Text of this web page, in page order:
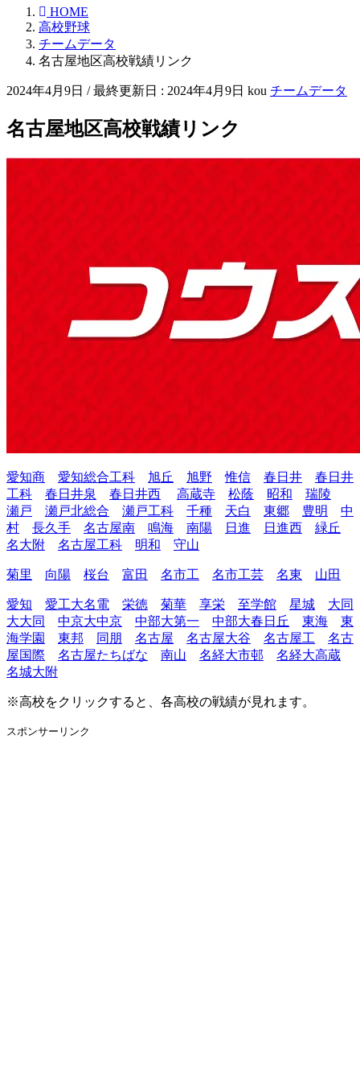
HOME
高校野球
チームデータ
名古屋地区高校戦績リンク
2024年4月9日 / 最終更新日 : 2024年4月9日 kou チームデータ
名古屋地区高校戦績リンク
愛知商 愛知総合工科 旭丘 旭野 惟信 春日井
春日井
工科
春日井泉 春日井西 高蔵寺 松蔭 昭和
瑞陵
瀬戸
瀬戸北総合 瀬戸工科 千種 天白 東郷 豊明
中
村
長久手 名古屋南 鳴海 南陽 日進 日進西
緑丘
名大附
名古屋工科 明和 守山
菊里 向陽 桜台 富田 名市工 名市工芸 名東 山田
愛知 愛工大名電 栄徳 菊華 享栄 至学館 星城
大同
大大同
中京大中京 中部大第一 中部大春日丘 東海
東
海学園
東邦 同朋 名古屋 名古屋大谷 名古屋工
名古
屋国際
名古屋たちばな 南山 名経大市邨
名経大高蔵
名城大附
※高校をクリックすると、各高校の戦績が見れます。
スポンサーリンク